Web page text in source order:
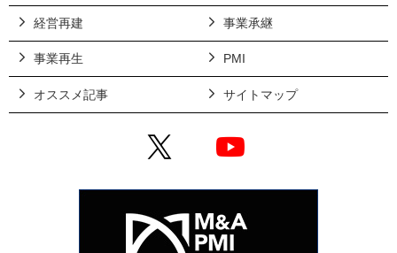
経営再建 事業承継
事業再生 PMI
オススメ記事 サイトマップ
X